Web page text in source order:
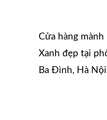
Cửa hàng
Xanh đẹp tại
Ba Đình, Hà Nội